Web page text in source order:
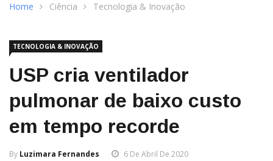
Home Ciência Tecnologia & Inovação
TECNOLOGIA & INOVAÇÃO
USP cria ventilador
pulmonar de baixo custo
em tempo recorde
By Luzimara Fernandes 6 De Abril De 2020